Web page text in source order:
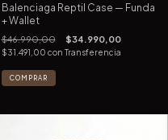
Balenciaga Reptil Case — Funda
+ Wallet
$46.990,00 $34.990,00
$31.491,00 con Transferencia
COMPRAR